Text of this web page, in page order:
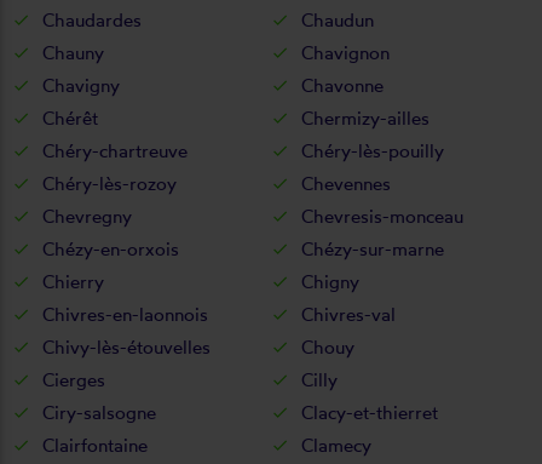
Chaudardes
Chaudun
Chauny
Chavignon
Chavigny
Chavonne
Chérêt
Chermizy-ailles
Chéry-chartreuve
Chéry-lès-pouilly
Chéry-lès-rozoy
Chevennes
Chevregny
Chevresis-monceau
Chézy-en-orxois
Chézy-sur-marne
Chierry
Chigny
Chivres-en-laonnois
Chivres-val
Chivy-lès-étouvelles
Chouy
Cierges
Cilly
Ciry-salsogne
Clacy-et-thierret
Clairfontaine
Clamecy